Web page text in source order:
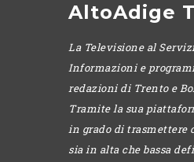
AltoAdige
La Televisione al
Informazioni e
redazioni di Trento e
Tramite la sua
in grado di trasmettere
sia in alta che bassa